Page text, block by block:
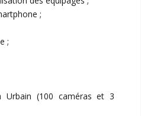
;
;
Urbain (100 caméras et 3